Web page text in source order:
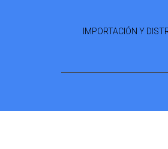
IMPORTACIÓN Y